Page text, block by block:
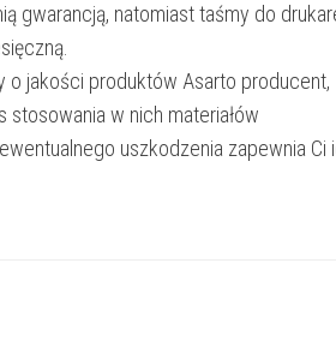
gwarancją, natomiast taśmy do
jakości produktów Asarto producent,
stosowania w nich materiałów
uszkodzenia zapewnia Ci